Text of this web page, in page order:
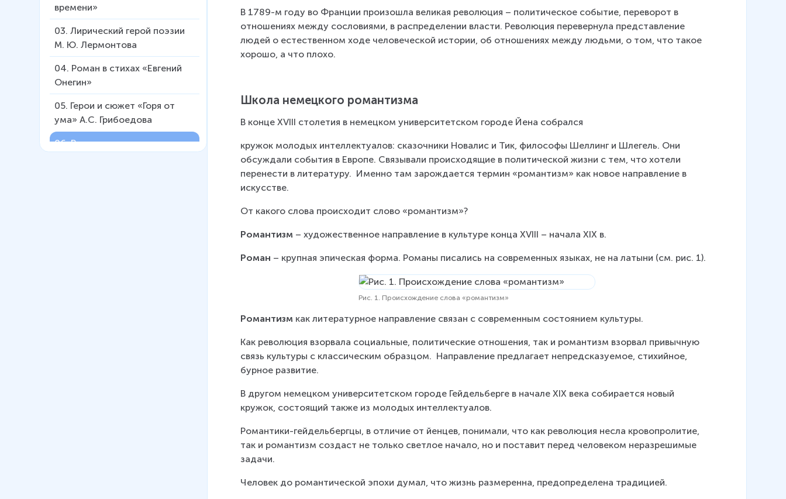
времени»
03. Лирический герой поэзии
М. Ю. Лермонтова
04. Роман в стихах «Евгений
Онегин»
05. Герои и сюжет «Горя от
ума» А.С. Грибоедова
06.Романтизм.
В 1789-м году во Франции произошла великая революция – политическое событие, переворот в
отношениях между сословиями, в распределении власти. Революция перевернула представление
людей о естественном ходе человеческой истории, об отношениях между людьми, о том, что такое
хорошо, а что плохо.
Школа немецкого романтизма
В конце XVIII столетия в немецком университетском городе Йена собрался
кружок молодых интеллектуалов: сказочники Новалис и Тик, философы Шеллинг и Шлегель. Они
обсуждали события в Европе. Связывали происходящие в политической жизни с тем, что хотели
перенести в литературу.  Именно там зарождается термин «романтизм» как новое направление в
искусстве.
От какого слова происходит слово «романтизм»?
Романтизм – художественное направление в культуре конца XVIII – начала XIX в.
Роман – крупная эпическая форма. Романы писались на современных языках, не на латыни (см. рис. 1).
Рис. 1. Происхождение слова «романтизм»
Романтизм как литературное направление связан с современным состоянием культуры.
Как революция взорвала социальные, политические отношения, так и романтизм взорвал привычную
связь культуры с классическим образцом.  Направление предлагает непредсказуемое, стихийное,
бурное развитие.
В другом немецком университетском городе Гейдельберге в начале XIX века собирается новый
кружок, состоящий также из молодых интеллектуалов.
Романтики-гейдельбергцы, в отличие от йенцев, понимали, что как революция несла кровопролитие,
так и романтизм создаст не только светлое начало, но и поставит перед человеком неразрешимые
задачи.
Человек до романтической эпохи думал, что жизнь размеренна, предопределена традицией.